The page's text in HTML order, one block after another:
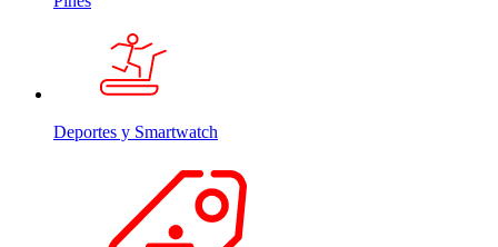
Deportes y Smartwatch